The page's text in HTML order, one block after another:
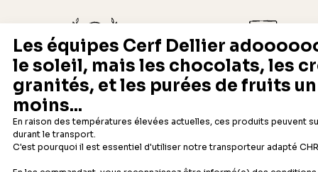
Depuis 1932
Fabricant français reconnu
Livraison rapide 24/48h
Offerte dès 69 € en point